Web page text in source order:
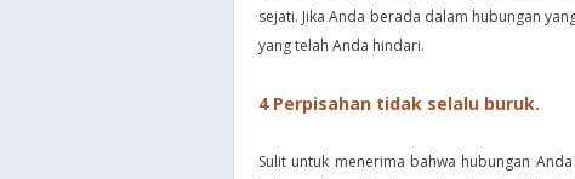
sejati. Jika Anda berada dalam hubungan
yang telah Anda hindari.
4 Perpisahan tidak selalu buruk.
Sulit untuk menerima bahwa hubungan